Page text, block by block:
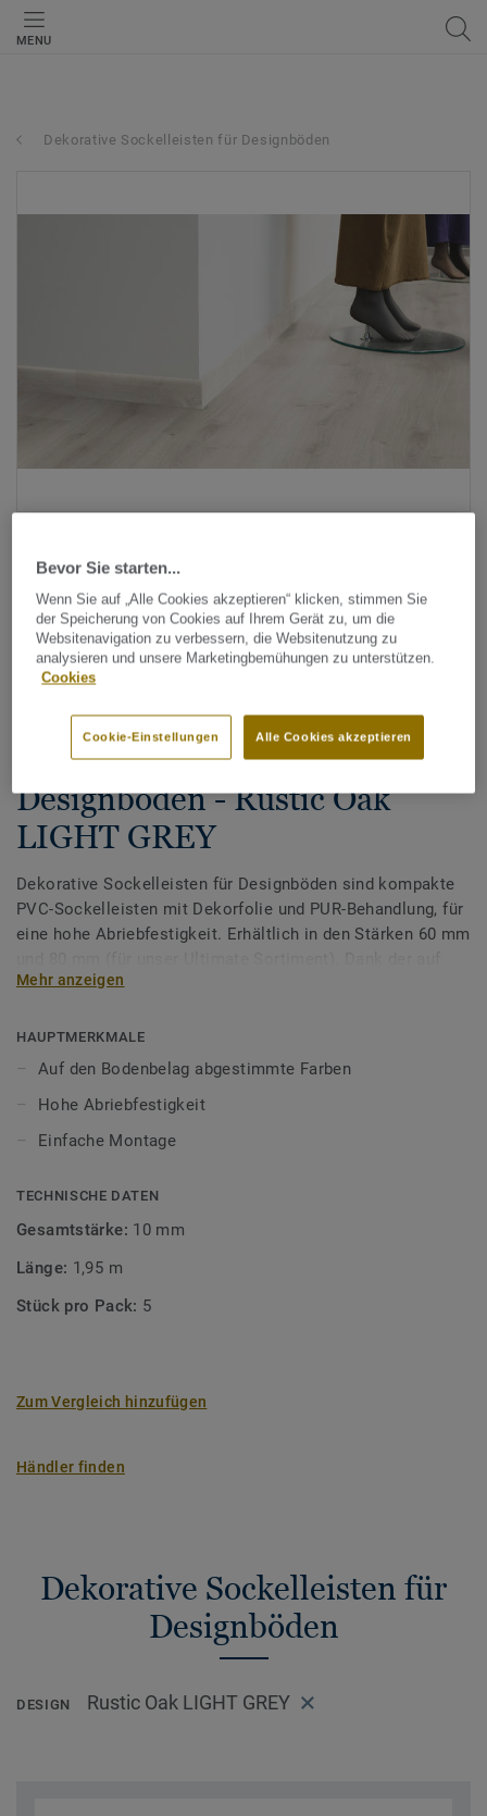
MENU
Dekorative Sockelleisten für Designböden
Alle Designs anzeigen (200)
Dekorative Sockelleisten für
Designböden - Rustic Oak
LIGHT GREY
Dekorative Sockelleisten für Designböden sind kompakte
PVC-Sockelleisten mit Dekorfolie und PUR-Behandlung, für
eine hohe Abriebfestigkeit. Erhältlich in den Stärken 60 mm
unsere Designböden abgestimmten Farben sorgen Sie für
Mehr anzeigen
HAUPTMERKMALE
Auf den Bodenbelag abgestimmte Farben
Hohe Abriebfestigkeit
Einfache Montage
TECHNISCHE DATEN
Gesamtstärke: 10 mm
Länge: 1,95 m
Stück pro Pack: 5
Zum Vergleich hinzufügen
Händler finden
Dekorative Sockelleisten für
Designböden
DESIGN Rustic Oak LIGHT GREY
Bevor Sie starten...
Wenn Sie auf „Alle Cookies akzeptieren“ klicken, stimmen Sie
der Speicherung von Cookies auf Ihrem Gerät zu, um die
Websitenavigation zu verbessern, die Websitenutzung zu
analysieren und unsere Marketingbemühungen zu unterstützen.
Cookies
Alle Cookies akzeptieren
Cookie-Einstellungen